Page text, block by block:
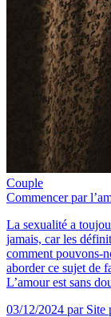
Couple
Commencer par
La sexualité a
jamais, car les
comment pouvons-
aborder ce sujet de
L’amour est sans
03/12/2024 par Site